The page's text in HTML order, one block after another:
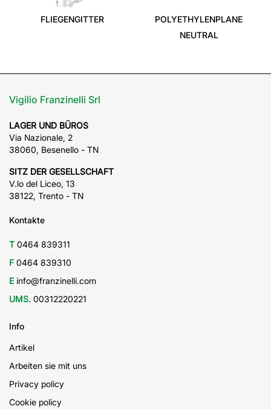
POLYETHYLENPLANE
Vigilio Franzinelli Srl
LAGER UND BÜROS
Via Nazionale, 2
38060, Besenello - TN
SITZ DER GESELLSCHAFT
V.lo del Liceo, 13
38122, Trento - TN
Kontakte
T 0464 839311
F 0464 839310
E info@franzinelli.com
UMS. 00312220221
Info
Artikel
Arbeiten sie mit uns
Privacy policy
Cookie policy